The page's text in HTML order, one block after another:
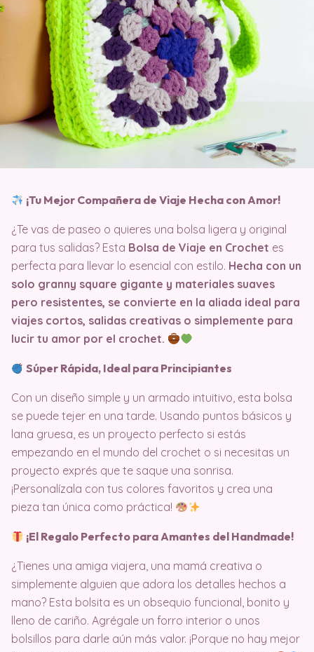
¡Tu Mejor Compañera de Viaje Hecha con Amor!
¿Te vas de paseo o quieres una bolsa ligera y original
para tus salidas? Esta Bolsa de Viaje en Crochet es
perfecta para llevar lo esencial con estilo. Hecha con un
solo granny square gigante y materiales suaves
pero resistentes, se convierte en la aliada ideal para
viajes cortos, salidas creativas o simplemente para
lucir tu amor por el crochet.
Súper Rápida, Ideal para Principiantes
Con un diseño simple y un armado intuitivo, esta bolsa
se puede tejer en una tarde. Usando puntos básicos y
lana gruesa, es un proyecto perfecto si estás
empezando en el mundo del crochet o si necesitas un
proyecto exprés que te saque una sonrisa.
¡Personalízala con tus colores favoritos y crea una
pieza tan única como práctica!
¡El Regalo Perfecto para Amantes del Handmade!
¿Tienes una amiga viajera, una mamá creativa o
simplemente alguien que adora los detalles hechos a
mano? Esta bolsita es un obsequio funcional, bonito y
lleno de cariño. Agrégale un forro interior o unos
bolsillos para darle aún más valor. ¡Porque no hay mejor